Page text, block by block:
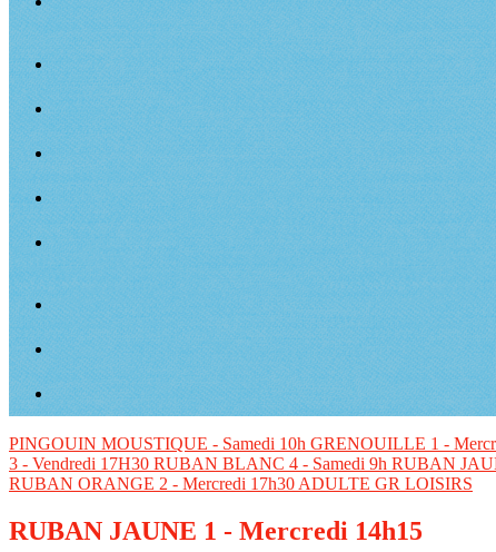
PINGOUIN MOUSTIQUE - Samedi 10h GRENOUILLE 1 -
3 - Vendredi 17H30 RUBAN BLANC 4 - Samedi 9h RUBAN
RUBAN ORANGE 2 - Mercredi 17h30 ADULTE GR LOISIRS
RUBAN JAUNE 1 - Mercredi 14h15